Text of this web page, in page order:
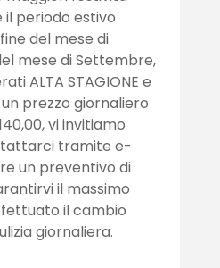
il periodo estivo
del mese di
mese di Settembre,
ALTA STAGIONE e
prezzo giornaliero
vi invitiamo
tramite e-
un preventivo di
il massimo
il cambio
giornaliera.